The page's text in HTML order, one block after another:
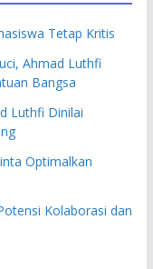
Tetap Kritis
Ahmad Luthfi
Bangsa
Luthfi Dinilai
Optimalkan
Kolaborasi dan